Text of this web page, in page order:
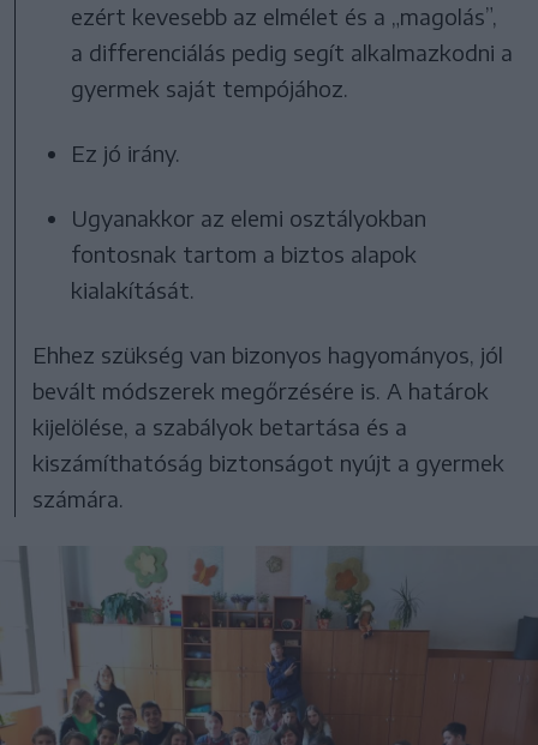
ezért kevesebb az elmélet és a „magolás”,
a differenciálás pedig segít alkalmazkodni a
gyermek saját tempójához.
Ez jó irány.
Ugyanakkor az elemi osztályokban
fontosnak tartom a biztos alapok
kialakítását.
Ehhez szükség van bizonyos hagyományos, jól
bevált módszerek megőrzésére is. A határok
kijelölése, a szabályok betartása és a
kiszámíthatóság biztonságot nyújt a gyermek
számára.